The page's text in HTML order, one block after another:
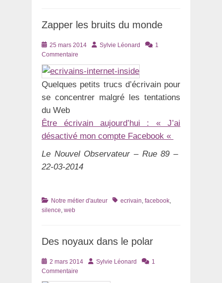
Zapper les bruits du monde
Posté
le
25 mars 2014 AuteurSylvie Léonard
1
Commentaire
Quelques petits trucs d’écrivain pour
se concentrer malgré les tentations
du Web
Être écrivain aujourd’hui : « J’ai
désactivé mon compte Facebook «
Le Nouvel Observateur – Rue 89 –
22-03-2014
Catégories
Notre métier d'auteur Tagsecrivain, facebook,
silence, web
Des noyaux dans le polar
Posté
le
2 mars 2014 AuteurSylvie Léonard
1
Commentaire